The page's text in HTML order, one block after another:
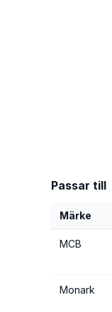
Passar till
Märke
MCB
Monark